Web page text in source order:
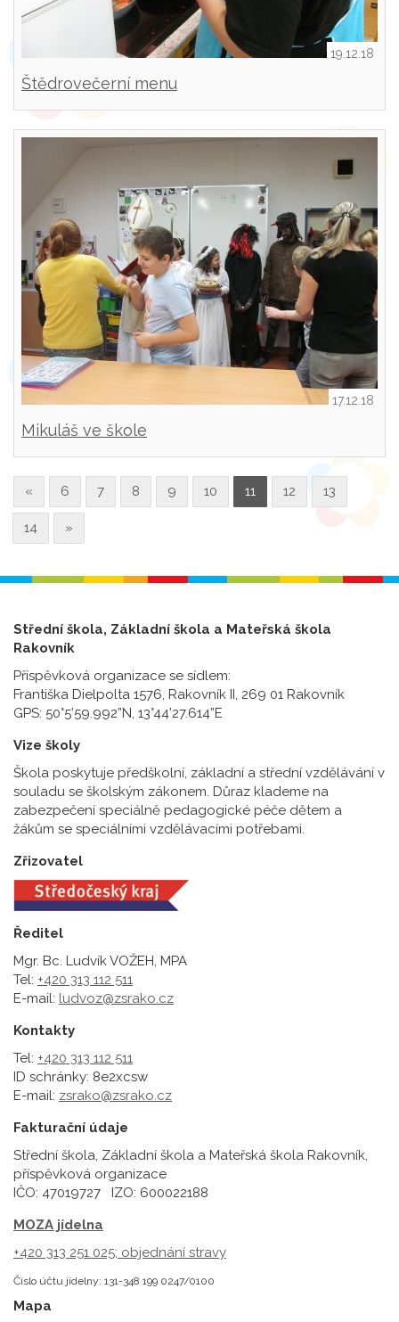
19.12.18
Štědrovečerní menu
17.12.18
Mikuláš ve škole
« 6 7 8 9 10 11 12 13
14 »
Střední škola, Základní škola a Mateřská škola
Rakovník
Příspěvková organizace se sídlem:
Františka Dielpolta 1576, Rakovník II, 269 01 Rakovník
GPS: 50°5’59.992”N, 13°44’27.614”E
Vize školy
Škola poskytuje předškolní, základní a střední vzdělávání v
souladu se školským zákonem. Důraz klademe na
zabezpečení speciálně pedagogické péče dětem a
žákům se speciálními vzdělávacími potřebami.
Zřizovatel
Ředitel
Mgr. Bc. Ludvík VOŽEH, MPA
Tel: +420 313 112 511
E-mail: ludvoz@zsrako.cz
Kontakty
Tel: +420 313 112 511
ID schránky: 8e2xcsw
E-mail: zsrako@zsrako.cz
Fakturační údaje
Střední škola, Základní škola a Mateřská škola Rakovník,
příspěvková organizace
IČO: 47019727 IZO: 600022188
MOZA jídelna
+420 313 251 025; objednání stravy
Číslo účtu jídelny: 131-348 199 0247/0100
Mapa